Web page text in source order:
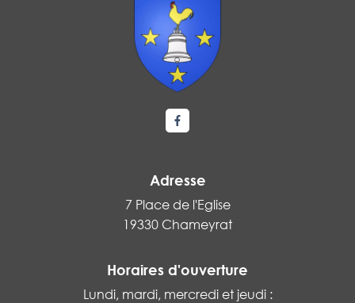
Lien vers le compte Facebook
Adresse
7 Place de l'Eglise
19330 Chameyrat
Horaires d'ouverture
Lundi, mardi, mercredi et jeudi :